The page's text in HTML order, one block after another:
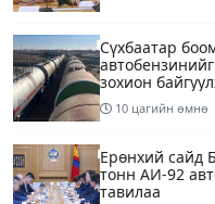
Сүхбаатар
зохион
10 цагийн өмнө
Ерөнхий сайд
тонн АИ-92
тавилаа